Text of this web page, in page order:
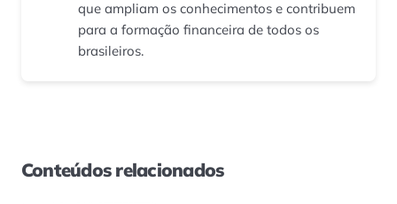
que ampliam os conhecimentos e contribuem
para a formação financeira de todos os
brasileiros.
Conteúdos relacionados